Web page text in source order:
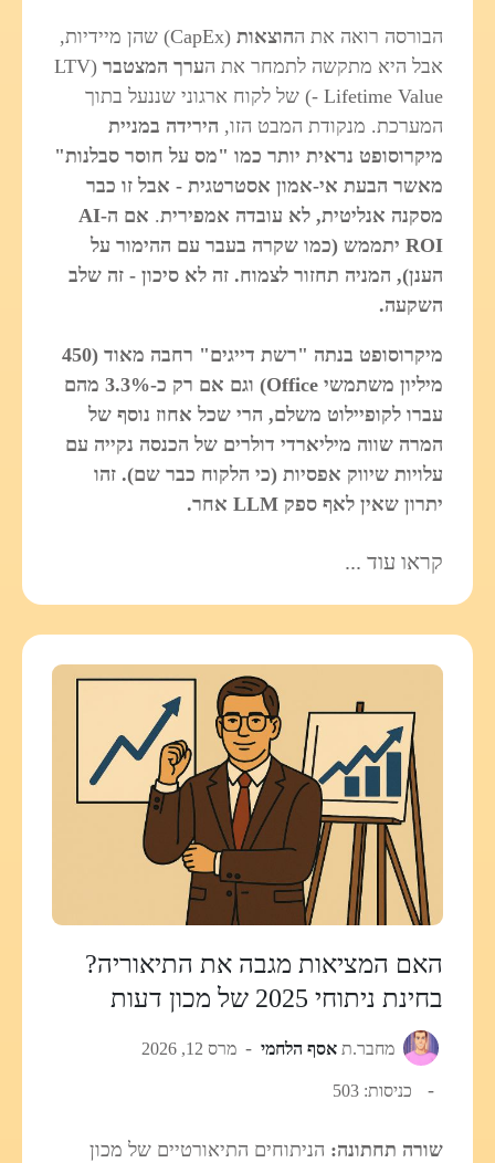
הבורסה רואה את ההוצאות
(CapEx) שהן מיידיות,
אבל היא מתקשה לתמחר את הערך המצטבר (LTV
- Lifetime Value) של לקוח ארגוני שננעל בתוך
המערכת. מנקודת המבט הזו, הירידה במניית
מיקרוסופט נראית יותר כמו "מס על חוסר סבלנות"
מאשר הבעת אי‑אמון אסטרטגית - אבל זו כבר
מסקנה אנליטית, לא עובדה אמפירית.
אם ה-AI
ROI יתממש (כמו שקרה בעבר עם ההימור על
הענן), המניה תחזור לצמוח. זה לא סיכון - זה שלב
השקעה.
מיקרוסופט בנתה "רשת דייגים" רחבה מאוד (450
מיליון משתמשי Office) וגם אם רק כ-3.3% מהם
עברו לקופיילוט משלם, הרי שכל אחוז נוסף של
המרה שווה מיליארדי דולרים של הכנסה נקייה עם
עלויות שיווק אפסיות (כי הלקוח כבר שם). זהו
יתרון שאין לאף ספק LLM אחר.
קראו עוד ...
האם המציאות מגבה את התיאוריה?
בחינת ניתוחי 2025 של מכון דעות
מחבר.ת אסף הלחמי מרס 12, 2026
כניסות: 503
שורה תחתונה: הניתוחים התיאורטיים של מכון